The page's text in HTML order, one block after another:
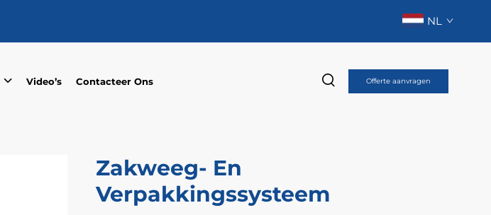
NL
Video’s Contacteer Ons Offerte aanvragen
Zakweeg- En
Verpakkingssysteem